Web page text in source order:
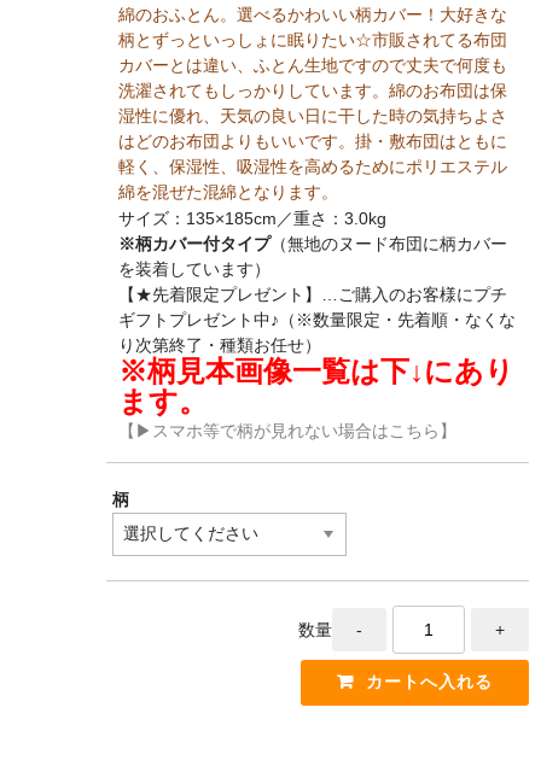
綿のおふとん。選べるかわいい柄カバー！大好きな
柄とずっといっしょに眠りたい☆市販されてる布団
カバーとは違い、ふとん生地ですので丈夫で何度も
洗濯されてもしっかりしています。綿のお布団は保
湿性に優れ、天気の良い日に干した時の気持ちよさ
はどのお布団よりもいいです。掛・敷布団はともに
軽く、保湿性、吸湿性を高めるためにポリエステル
綿を混ぜた混綿となります。
サイズ：135×185cm／重さ：3.0kg
※柄カバー付タイプ（無地のヌード布団に柄カバー
を装着しています）
【★先着限定プレゼント】…ご購入のお客様にプチ
ギフトプレゼント中♪（※数量限定・先着順・なくな
り次第終了・種類お任せ）
※柄見本画像一覧は下↓にあり
ます。
【▶スマホ等で柄が見れない場合はこちら】
柄
数量